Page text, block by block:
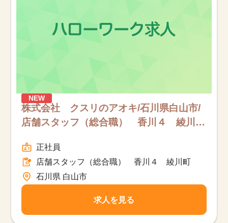
NEW
株式会社 クスリのアオキ/石川県白山市/
店舗スタッフ（総合職） 香川４ 綾川
正社員
店舗スタッフ（総合職） 香川４ 綾川町
石川県 白山市
求人を見る
該当件数
17,033 件
他の条件を選択